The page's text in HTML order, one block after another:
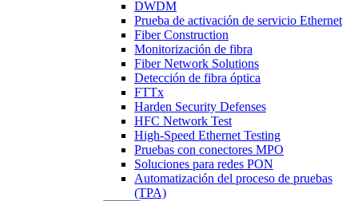
DWDM
Prueba de activación de servicio Ethernet
Fiber Construction
Monitorización de fibra
Fiber Network Solutions
Detección de fibra óptica
FTTx
Harden Security Defenses
HFC Network Test
High-Speed Ethernet Testing
Pruebas con conectores MPO
Soluciones para redes PON
Automatización del proceso de pruebas
(TPA)